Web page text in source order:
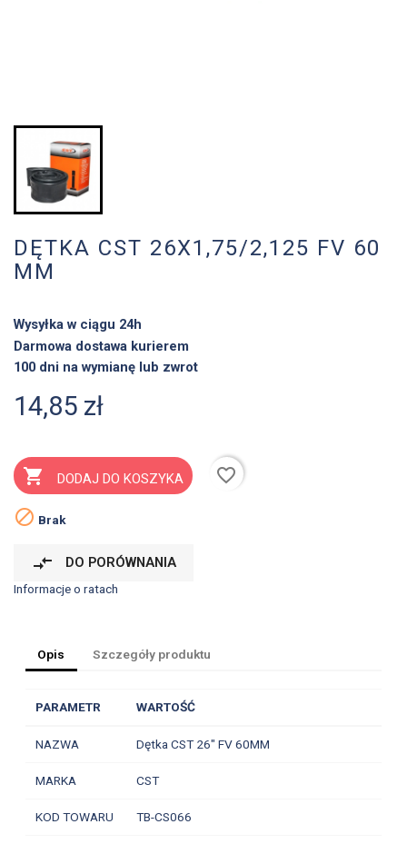
DĘTKA CST 26X1,75/2,125 FV 60
MM
Wysyłka w ciągu 24h
Darmowa dostawa kurierem
100 dni na wymianę lub zwrot
14,85 zł
 DODAJ DO KOSZYKA
favorite_border
 Brak
compare_arrows DO PORÓWNANIA
Informacje o ratach
Opis Szczegóły produktu
PARAMETR WARTOŚĆ
NAZWA Dętka CST 26" FV 60MM
MARKA CST
KOD TOWARU TB-CS066